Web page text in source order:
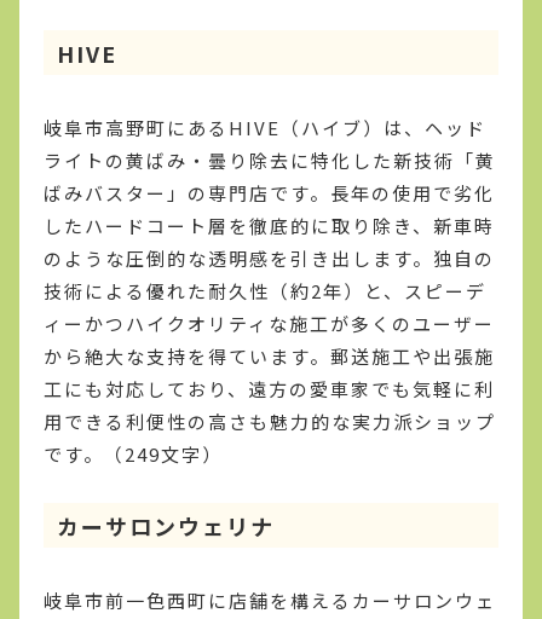
HIVE
岐阜市高野町にあるHIVE（ハイブ）は、ヘッド
ライトの黄ばみ・曇り除去に特化した新技術「黄
ばみバスター」の専門店です。長年の使用で劣化
したハードコート層を徹底的に取り除き、新車時
のような圧倒的な透明感を引き出します。独自の
技術による優れた耐久性（約2年）と、スピーデ
ィーかつハイクオリティな施工が多くのユーザー
から絶大な支持を得ています。郵送施工や出張施
工にも対応しており、遠方の愛車家でも気軽に利
用できる利便性の高さも魅力的な実力派ショップ
です。（249文字）
カーサロンウェリナ
岐阜市前一色西町に店舗を構えるカーサロンウェ